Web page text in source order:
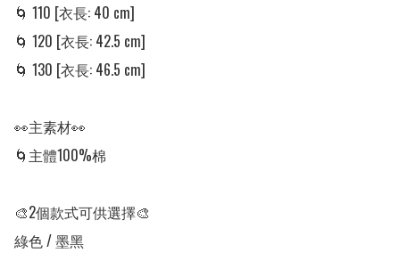
🌀 110 [衣長: 40 cm]
🌀 120 [衣長: 42.5 cm]
🌀 130 [衣長: 46.5 cm]
👀主素材👀
🌀主體100%棉
🎨2個款式可供選擇🎨
綠色 / 墨黑